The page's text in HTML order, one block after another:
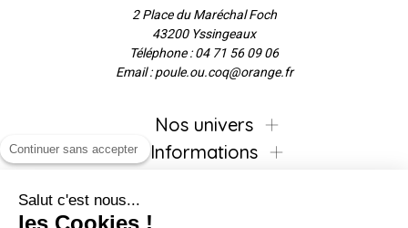
2 Place du Maréchal Foch
43200 Yssingeaux
Téléphone : 04 71 56 09 06
Email : poule.ou.coq@orange.fr
Nos univers
Informations
Continuer sans accepter
Salut c'est nous...
les Cookies !